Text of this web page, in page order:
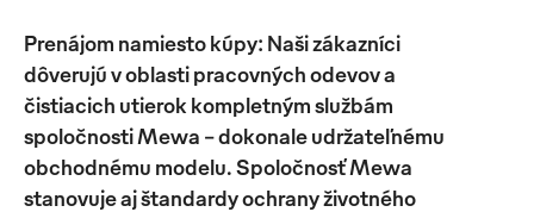
Prenájom namiesto kúpy: Naši zákazníci
dôverujú v oblasti pracovných odevov a
čistiacich utierok kompletným službám
spoločnosti Mewa - dokonale udržateľnému
obchodnému modelu. Spoločnosť Mewa
stanovuje aj štandardy ochrany životného